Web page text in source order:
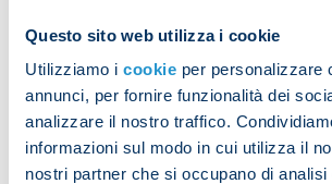
Questo sito web utilizza i cookie
Utilizziamo i cookie per personalizzare
annunci, per fornire funzionalità dei
analizzare il nostro traffico.
informazioni sul modo in cui utilizza il
nostri partner che si occupano di analisi
There was a small-sided game and
finish off.